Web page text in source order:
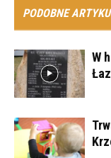
PODOBNE
W